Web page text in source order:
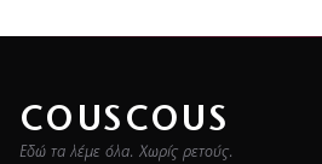
COUSCOUS
Εδώ τα λέμε όλα. Χωρίς ρετούς.